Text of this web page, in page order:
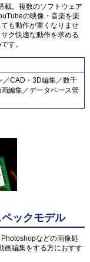
載。複数のソフトウェア
の映像・音楽を楽
も動作が重くなりませ
ク快適な動作を求める
す。
／CAD・3D編集／数千
編集／データベース管
ックモデル
などの画像処
画編集をする方におすす